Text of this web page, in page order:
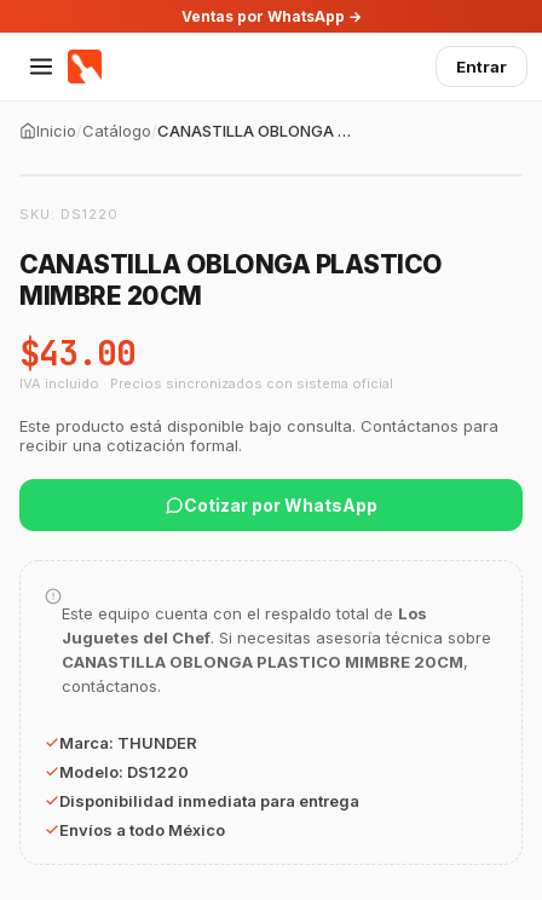
Ventas por WhatsApp →
Entrar
Inicio/Catálogo/ CANASTILLA OBLONGA PLASTICO MIMBRE 20CM
SKU: DS1220
CANASTILLA OBLONGA PLASTICO
MIMBRE 20CM
$43.00
IVA incluido · Precios sincronizados con sistema oficial
Este producto está disponible bajo consulta. Contáctanos para
recibir una cotización formal.
Cotizar por WhatsApp
Este equipo cuenta con el respaldo total de Los
Juguetes del Chef. Si necesitas asesoría técnica sobre
CANASTILLA OBLONGA PLASTICO MIMBRE 20CM,
contáctanos.
Marca: THUNDER
Modelo: DS1220
Disponibilidad inmediata para entrega
Envíos a todo México
GastroBot
¡Hola Chef! 🍳 Soy GastroBot, tu asesor
de cocina profesional de GastroArt.
equipamiento o utensilios?
Buscar estufas industriales
Ver uniformes y filipinas
Métodos de envío y entrega